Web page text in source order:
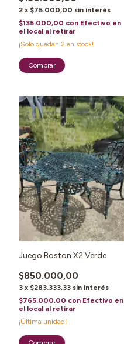
2 x $75.000,00 sin interés
$135.000,00 con Efectivo en
el local al retirar
¡Solo quedan 2 en stock!
1/4
Juego Boston X2 Verde
$850.000,00
3 x $283.333,33 sin interés
$765.000,00 con Efectivo en
el local al retirar
¡Última unidad!